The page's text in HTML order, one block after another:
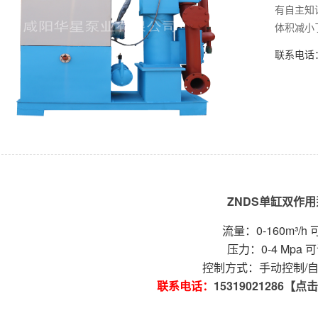
有自主知
体积减小
联系电
ZNDS单缸双作
流量：0-160m³/h
压力：0-4 Mpa
控制方式：手动控制/
联系电话： 15319021286【点